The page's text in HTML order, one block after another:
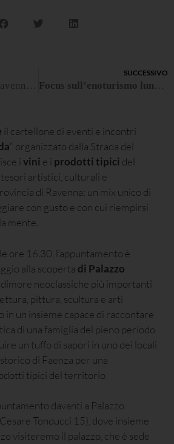
Street art e sapori a Ravenna – Sabato 22 marzo
SUCCESSIVO
Focus sull’enoturismo lungo la Strada del Sangiovese nei giorni di Vinitaly
il cartellone di eventi e incontri
“ organizzato dalla Strada del
ivini e i prodotti tipici del
artistici, culturali e
di Ravenna: un mix unico di
con gusto e con cui riempirsi
mente.
ore 16.30, l’appuntamento è
alla scoperta di Palazzo
dimore neoclassiche più importanti
pittura, scultura e arti
in un insieme capace di raccontare
di una famiglia del pieno periodo
un tuffo di sapori in uno dei locali
di Faenza per una
tipici del territorio
davanti a Palazzo
Tonducci 15), dove insieme
visiteremo il palazzo, che è sede